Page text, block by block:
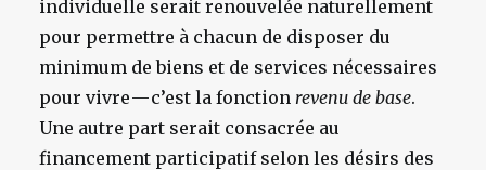
individuelle serait renouvelée naturellement
pour permettre à chacun de disposer du
minimum de biens et de services nécessaires
pour vivre — c’est la fonction revenu de base.
Une autre part serait consacrée au
financement participatif selon les désirs des